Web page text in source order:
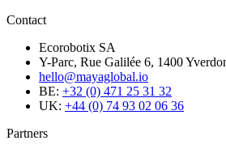
Contact
Ecorobotix SA
Y-Parc, Rue Galilée 6, 1400
hello@mayaglobal.io
BE: +32 (0) 471 25 31 32
UK: +44 (0) 74 93 02 06 36
Partners